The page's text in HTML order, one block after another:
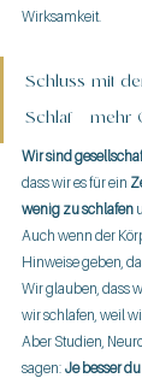
Wirksamkeit.
Schluss mit
Schlaf = mehr
Wir sind
dass wir es für ein
wenig zu schlafen
Auch wenn der
Hinweise geben,
Wir glauben, dass
wir schlafen, weil
Aber Studien,
sagen: Je besser